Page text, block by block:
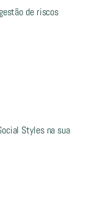
de riscos
Styles na sua